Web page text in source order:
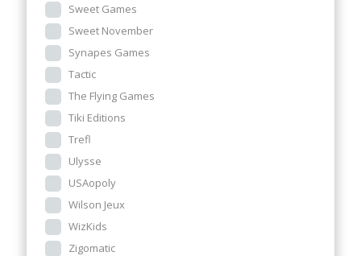
Sweet Games
Sweet November
Synapes Games
Tactic
The Flying Games
Tiki Editions
Trefl
Ulysse
USAopoly
Wilson Jeux
WizKids
Zigomatic